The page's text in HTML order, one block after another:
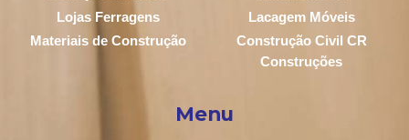
Lojas Ferragens
Lacagem Móveis
Materiais de Construção
Construção Civil CR
Construções
Menu